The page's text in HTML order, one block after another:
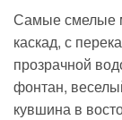
Самые смелые
каскад, с
прозрачной
фонтан,
кувшина в